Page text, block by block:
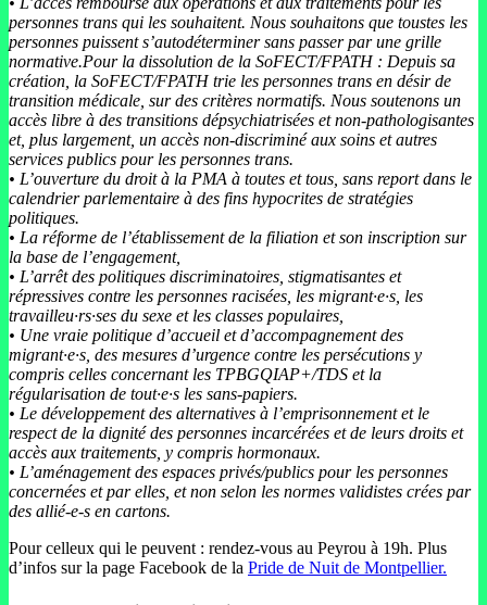
personnes trans qui les souhaitent. Nous souhaitons que toustes les
personnes puissent s’autodéterminer sans passer par une grille
normative.Pour la dissolution de la SoFECT/FPATH : Depuis sa
création, la SoFECT/FPATH trie les personnes trans en désir de
transition médicale, sur des critères normatifs. Nous soutenons un
accès libre à des transitions dépsychiatrisées et non-pathologisantes
et, plus largement, un accès non-discriminé aux soins et autres
services publics pour les personnes trans.
• L’ouverture du droit à la PMA à toutes et tous, sans report dans le
calendrier parlementaire à des fins hypocrites de stratégies
politiques.
• La réforme de l’établissement de la filiation et son inscription sur
la base de l’engagement,
• L’arrêt des politiques discriminatoires, stigmatisantes et
répressives contre les personnes racisées, les migrant·e·s, les
travailleu·rs·ses du sexe et les classes populaires,
• Une vraie politique d’accueil et d’accompagnement des
migrant·e·s, des mesures d’urgence contre les persécutions y
compris celles concernant les TPBGQIAP+/TDS et la
régularisation de tout·e·s les sans-papiers.
• Le développement des alternatives à l’emprisonnement et le
respect de la dignité des personnes incarcérées et de leurs droits et
accès aux traitements, y compris hormonaux.
• L’aménagement des espaces privés/publics pour les personnes
concernées et par elles, et non selon les normes validistes crées par
des allié-e-s en cartons.
Pour celleux qui le peuvent : rendez-vous au Peyrou à 19h. Plus
d’infos sur la page Facebook de la Pride de Nuit de Montpellier.